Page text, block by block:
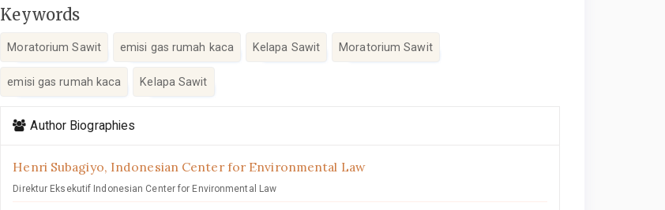
Keywords
Moratorium Sawit emisi gas rumah kaca Kelapa Sawit Moratorium Sawit
emisi gas rumah kaca Kelapa Sawit
Details
Author Biographies
Henri Subagiyo, Indonesian Center for Environmental Law
Direktur Eksekutif Indonesian Center for Environmental Law